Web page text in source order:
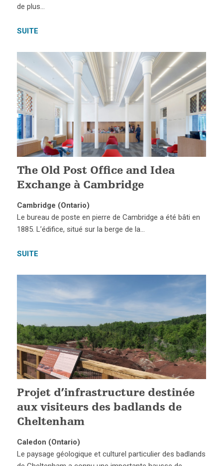
de plus…
SUITE
The Old Post Office and Idea
Exchange à Cambridge
Cambridge (Ontario)
Le bureau de poste en pierre de Cambridge a été bâti en
1885. L’édifice, situé sur la berge de la…
SUITE
Projet d’infrastructure destinée
aux visiteurs des badlands de
Cheltenham
Caledon (Ontario)
Le paysage géologique et culturel particulier des badlands